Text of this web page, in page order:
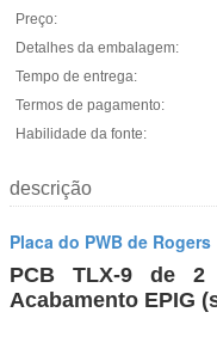
Preço:
Detalhes da embalagem:
Tempo de entrega:
Termos de pagamento:
Habilidade da fonte:
descrição
Placa do PWB de Rogers
PCB TLX-9 de
Acabamento EPIG